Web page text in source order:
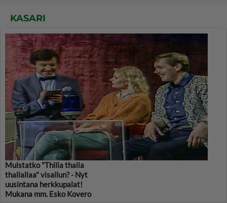
KASARI
Muistatko "Thilia thalia
thallallaa" visailun? - Nyt
uusintana herkkupalat!
Mukana mm. Esko Kovero